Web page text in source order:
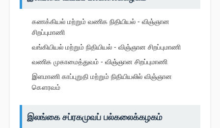
கணக்கியல் மற்றும் வணிக நிதியியல் - விஞ்ஞான
சிறப்புமாணி
வங்கியியல் மற்றும் நிதியியல் - விஞ்ஞான சிறப்புமாணி
வணிக முகாமைத்துவம் - விஞ்ஞான சிறப்புமாணி
இளமாணி காப்புறுதி மற்றும் நிதியியலில் விஞ்ஞான
கௌரவம்
இலங்கை சப்ரகமுவப் பல்கலைக்கழகம்